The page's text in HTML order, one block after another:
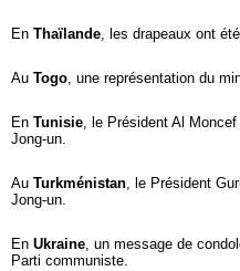
En Thaïlande, les drapeaux ont
Au Togo, une représentation du
En Tunisie, le Président Al
Jong-un.
Au Turkménistan, le Président
Jong-un.
En Ukraine, un message de
Parti communiste.